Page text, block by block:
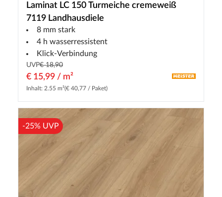
Laminat LC 150 Turmeiche cremeweiß
7119 Landhausdiele
8 mm stark
4 h wasserressistent
Klick-Verbindung
UVP€ 18,90
€ 15,99 / m²
Inhalt: 2.55 m²(€ 40,77 / Paket)
-25% UVP